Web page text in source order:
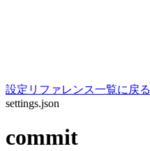
設定リファレンス一覧に戻る
settings.json
commit